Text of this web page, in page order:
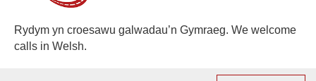
Rydym yn croesawu galwadau’n Gymraeg. We welcome
calls in Welsh.